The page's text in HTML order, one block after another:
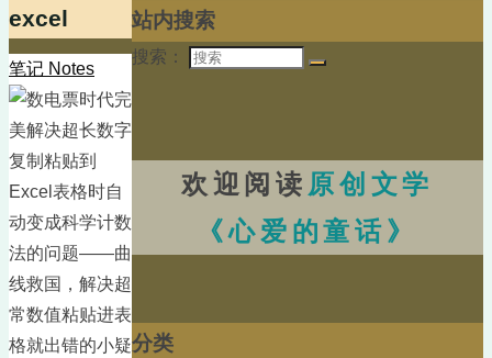
excel
笔记 Notes
站内搜索
搜索：
欢迎阅读 原创文学
《心爱的童话》
分类